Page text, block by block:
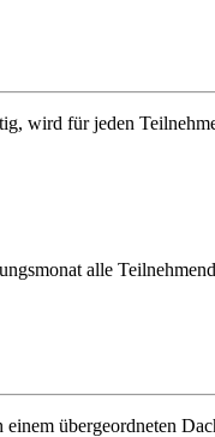
wird für jeden
alle
übergeordneten